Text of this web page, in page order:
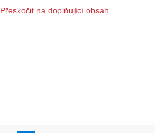
Přeskočit na doplňující obsah